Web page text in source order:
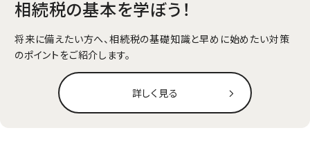
相続税の基本を学ぼう！
将来に備えたい方へ、相続税の基礎知識と早めに始めたい対策
のポイントをご紹介します。
詳しく見る